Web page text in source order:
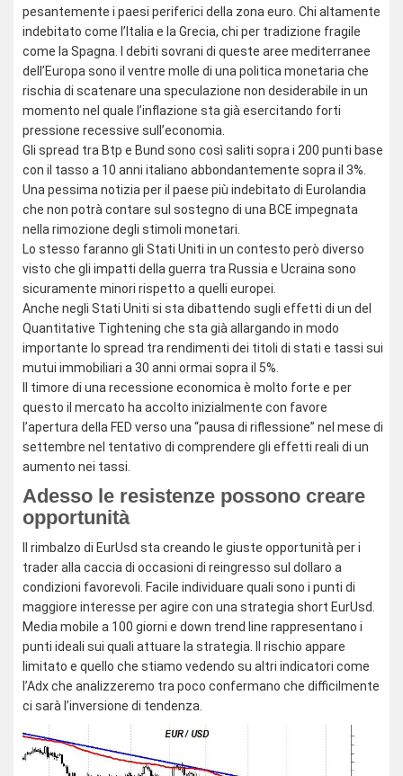
pesantemente i paesi periferici della zona euro. Chi altamente
indebitato come l’Italia e la Grecia, chi per tradizione fragile
come la Spagna. I debiti sovrani di queste aree mediterranee
dell’Europa sono il ventre molle di una politica monetaria che
rischia di scatenare una speculazione non desiderabile in un
momento nel quale l’inflazione sta già esercitando forti
pressione recessive sull’economia.
Gli spread tra Btp e Bund sono così saliti sopra i 200 punti base
con il tasso a 10 anni italiano abbondantemente sopra il 3%.
Una pessima notizia per il paese più indebitato di Eurolandia
che non potrà contare sul sostegno di una BCE impegnata
nella rimozione degli stimoli monetari.
Lo stesso faranno gli Stati Uniti in un contesto però diverso
visto che gli impatti della guerra tra Russia e Ucraina sono
sicuramente minori rispetto a quelli europei.
Anche negli Stati Uniti si sta dibattendo sugli effetti di un del
Quantitative Tightening che sta già allargando in modo
importante lo spread tra rendimenti dei titoli di stati e tassi sui
mutui immobiliari a 30 anni ormai sopra il 5%.
Il timore di una recessione economica è molto forte e per
questo il mercato ha accolto inizialmente con favore
l’apertura della FED verso una “pausa di riflessione” nel mese di
settembre nel tentativo di comprendere gli effetti reali di un
aumento nei tassi.
Adesso le resistenze possono creare
opportunità
Il rimbalzo di EurUsd sta creando le giuste opportunità per i
trader alla caccia di occasioni di reingresso sul dollaro a
condizioni favorevoli. Facile individuare quali sono i punti di
maggiore interesse per agire con una strategia short EurUsd.
Media mobile a 100 giorni e down trend line rappresentano i
punti ideali sui quali attuare la strategia. Il rischio appare
limitato e quello che stiamo vedendo su altri indicatori come
l’Adx che analizzeremo tra poco confermano che difficilmente
ci sarà l’inversione di tendenza.